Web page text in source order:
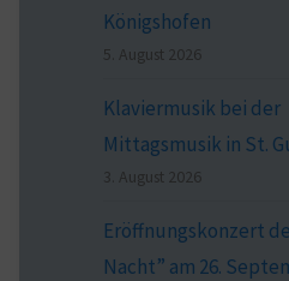
Königshofen
5. August 2026
Klaviermusik bei der
Mittagsmusik in St.
3. August 2026
Eröffnungskonzert
Nacht” am 26.